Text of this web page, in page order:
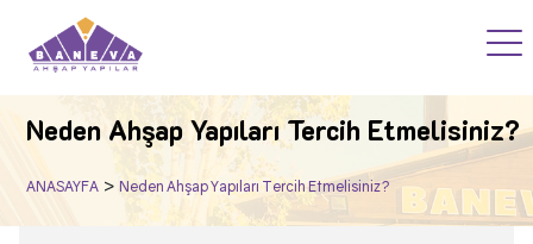
Neden Ahşap Yapıları Tercih Etmelisiniz?
ANASAYFA >Neden Ahşap Yapıları Tercih Etmelisiniz?
AKADEMİ